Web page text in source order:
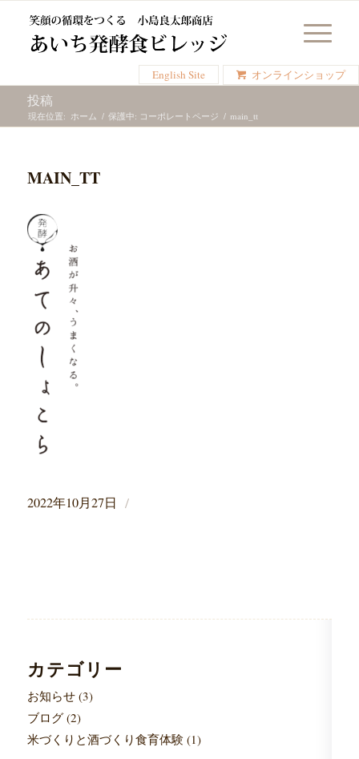
English Site オンラインショップ
投稿
現在位置: ホーム / 保護中: コーポレートページ / main_tt
MAIN_TT
2022年10月27日 /
カテゴリー
お知らせ(3)
ブログ(2)
米づくりと酒づくり食育体験 (1)